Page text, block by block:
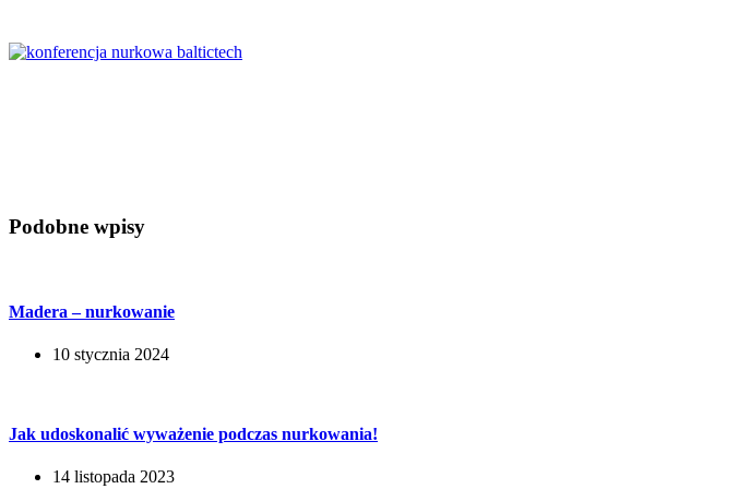
Podobne wpisy
Madera – nurkowanie
10 stycznia 2024
Jak udoskonalić wyważenie podczas nurkowania!
14 listopada 2023